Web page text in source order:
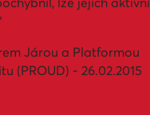
Járou a Platformou
(PROUD) - 26.02.2015